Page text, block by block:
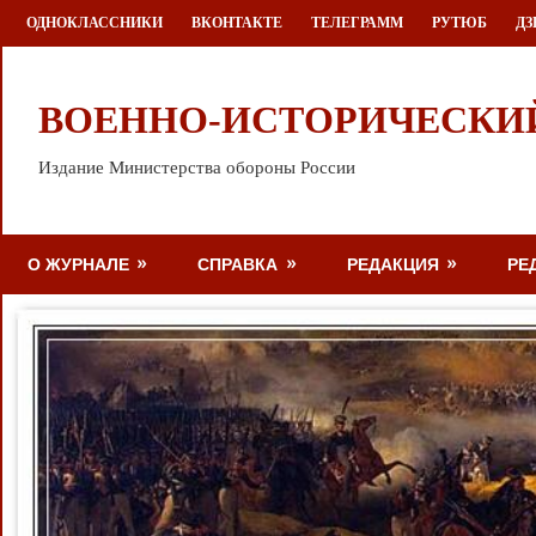
Перейти
к
ОДНОКЛАССНИКИ ВКОНТАКТЕ ТЕЛЕГРАММ РУТЮБ
ВОЕННО-
Издание Министерства обороны России
О ЖУРНАЛЕ СПРАВКА РЕДАКЦИЯ